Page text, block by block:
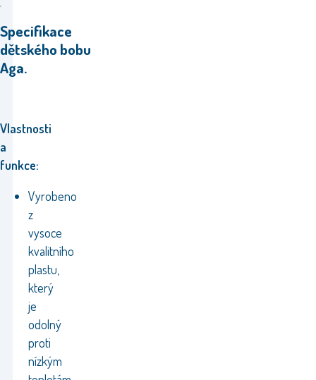
Specifikace
dětského bobu
Aga.
Vlastnosti
a
funkce:
Vyrobeno
z
vysoce
kvalitního
plastu,
který
je
odolný
proti
nízkým